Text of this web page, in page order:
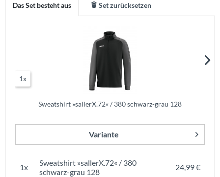
Das Set besteht aus Set zurücksetzen
1x
Sweatshirt »sallerX.72« / 380 schwarz-grau 128
Variante
1x
Sweatshirt »sallerX.72« / 380
schwarz-grau 128
24,99 €